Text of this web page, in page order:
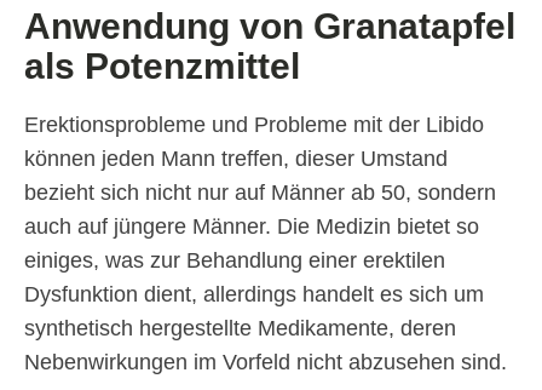
Anwendung von Granatapfel
als Potenzmittel
Erektionsprobleme und Probleme mit der Libido
können jeden Mann treffen, dieser Umstand
bezieht sich nicht nur auf Männer ab 50, sondern
auch auf jüngere Männer. Die Medizin bietet so
einiges, was zur Behandlung einer erektilen
Dysfunktion dient, allerdings handelt es sich um
synthetisch hergestellte Medikamente, deren
Nebenwirkungen im Vorfeld nicht abzusehen sind.